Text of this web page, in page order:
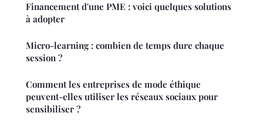
Financement d'une PME : voici quelques solutions
à adopter
Micro-learning : combien de temps dure chaque
session ?
Comment les entreprises de mode éthique
peuvent-elles utiliser les réseaux sociaux pour
sensibiliser ?